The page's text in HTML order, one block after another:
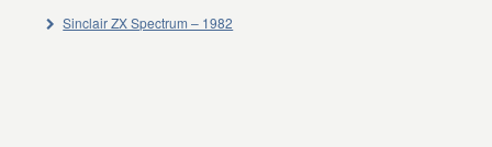
Sinclair ZX Spectrum – 1982